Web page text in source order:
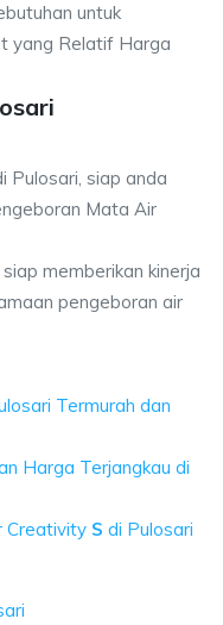
untuk
yang Relatif Harga
Pulosari, siap anda
Mata Air
memberikan kinerja
pengeboran air
Termurah dan
Harga Terjangkau di
Creativity S di Pulosari